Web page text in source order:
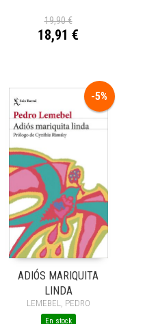
19,90 €
18,91 €
-5%
ADIÓS MARIQUITA
LINDA
LEMEBEL, PEDRO
En stock